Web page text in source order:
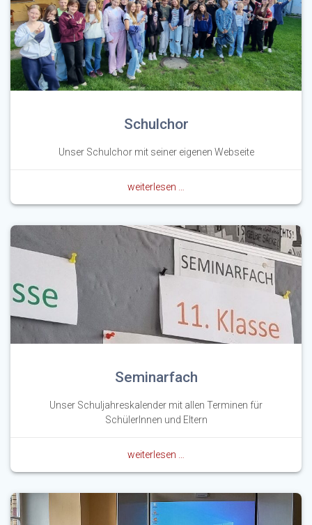
Schulchor
Unser Schulchor mit seiner eigenen Webseite
weiterlesen …
Seminarfach
Unser Schuljahreskalender mit allen Terminen für
SchülerInnen und Eltern
weiterlesen …